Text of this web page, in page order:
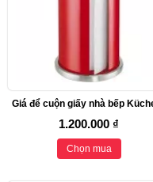
1.200.000 ₫
Chọn mua